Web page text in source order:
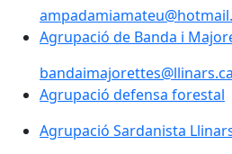
Agrupació de Banda i
Agrupació defensa forestal
Agrupació Sardanista